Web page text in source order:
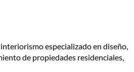
especializado en diseño,
de propiedades residenciales,